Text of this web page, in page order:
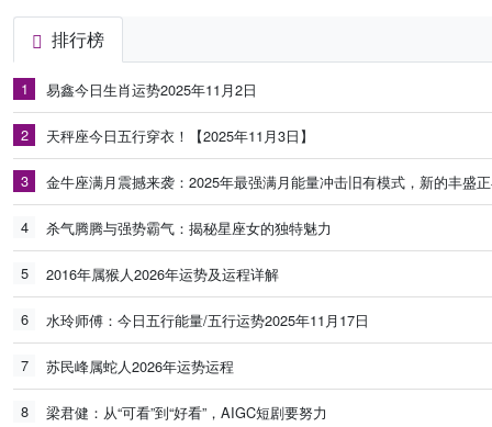
排行榜
1 易鑫今日生肖运势2025年11月2日
2 天秤座今日五行穿衣！【2025年11月3日】
3 金牛座满月震撼来袭：2025年最强满月能量冲击旧有模式，新的丰盛
4 杀气腾腾与强势霸气：揭秘星座女的独特魅力
5 2016年属猴人2026年运势及运程详解
6 水玲师傅：今日五行能量/五行运势2025年11月17日
7 苏民峰属蛇人2026年运势运程
8 梁君健：从“可看”到“好看”，AIGC短剧要努力